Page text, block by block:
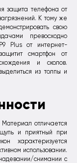
защита телефона от
К тому же
свою
превосходно
Plus от интернет-
смартфон от
и сколов.
из толпы и
Материал отличается
и приятный при
характеризуется
использовании.
снимании с